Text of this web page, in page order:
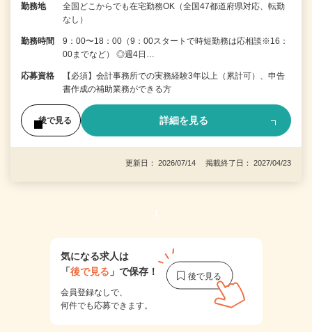
勤務地
全国どこからでも在宅勤務OK（全国47都道府県対応、転勤
なし）
勤務時間
9：00〜18：00（9：00スタートで時短勤務は応相談※16：
00までなど） ◎週4日…
応募資格
【必須】会計事務所での実務経験3年以上（累計可）、申告
書作成の補助業務ができる方
後で見る 詳細を見る
更新日： 2026/07/14 掲載終了日： 2027/04/23
1
気になる求人は
「後で見る 」で保存！
会員登録なしで、
何件でも応募できます。